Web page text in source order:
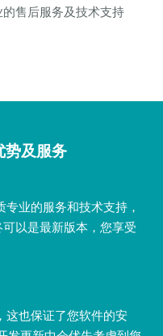
售后服务及技术支持
势及服务
业的服务和技术支持，
以是最新版本，您享受
这也保证了您软件的安